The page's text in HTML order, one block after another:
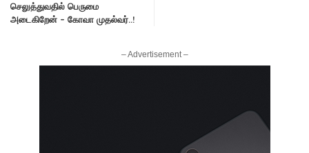
செலுத்துவதில் பெருமை
அடைகிறேன் – கோவா முதல்வர்..!
– Advertisement –